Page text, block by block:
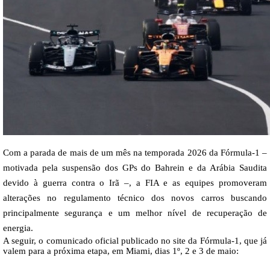
Com a parada de mais de um mês na temporada 2026 da Fórmula-1 –
motivada pela suspensão dos GPs do Bahrein e da Arábia Saudita
devido à guerra contra o Irã –, a FIA e as equipes promoveram
alterações no regulamento técnico dos novos carros buscando
principalmente segurança e um melhor nível de recuperação de
energia.
A seguir, o comunicado oficial publicado no site da Fórmula-1, que já
valem para a próxima etapa, em Miami, dias 1º, 2 e 3 de maio: